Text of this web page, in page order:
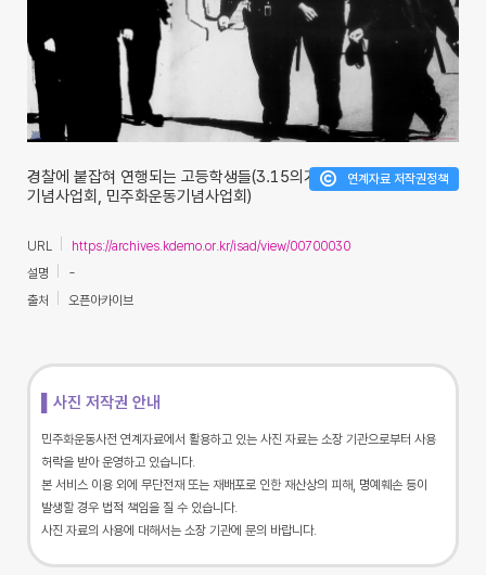
경찰에 붙잡혀 연행되는 고등학생들(3.15의거
기념사업회, 민주화운동기념사업회)
연계자료 저작권정책
URL
https://archives.kdemo.or.kr/isad/view/00700030
설명
-
출처
오픈아카이브
▌사진 저작권 안내
민주화운동사전 연계자료에서 활용하고 있는 사진 자료는 소장 기관으로부터 사용
허락을 받아 운영하고 있습니다.
본 서비스 이용 외에 무단전재 또는 재배포로 인한 재산상의 피해, 명예훼손 등이
발생할 경우 법적 책임을 질 수 있습니다.
사진 자료의 사용에 대해서는 소장 기관에 문의 바랍니다.